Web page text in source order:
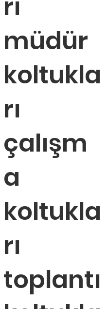
rı
müdür
koltukla
rı
çalışm
a
koltukla
rı
toplantı